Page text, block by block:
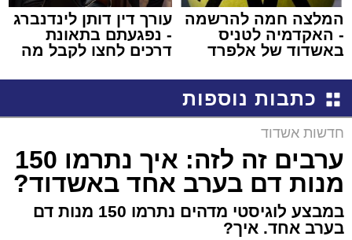
המלצה חמה להרשמה
- האקדמיה לטניס
באשדוד של אלפרד
עורך דין דותן לינדנברג
- נפגעתם בתאונת
דרכים לחצו לקבל מה
כתבות נוספות
חדשות אשדוד
ערבים זה לזה: איך נתרמו 150
מנות דם בערב אחד באשדוד?
במבצע לוגיסטי מדהים נתרמו 150 מנות דם
בערב אחד. איך?